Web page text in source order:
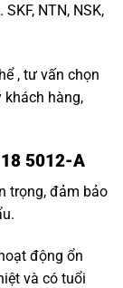
NTN, NSK,
, tư vấn chọn
khách hàng,
5012-A
trọng, đảm bảo
động ổn
và có tuổi